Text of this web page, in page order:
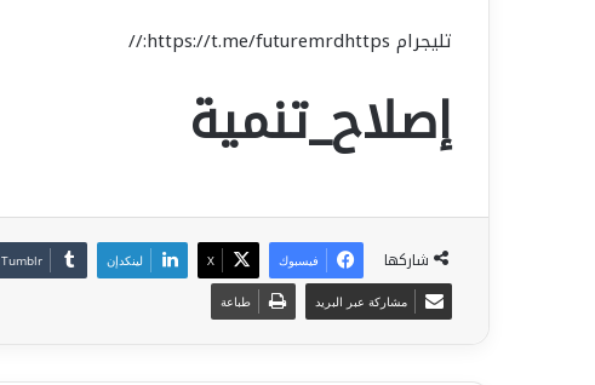
تليجرام https://t.me/futuremrdhttps://
إصلاح_تنمية
شاركها فيسبوك ‫X لينكدإن
مشاركة عبر البريد طباعة